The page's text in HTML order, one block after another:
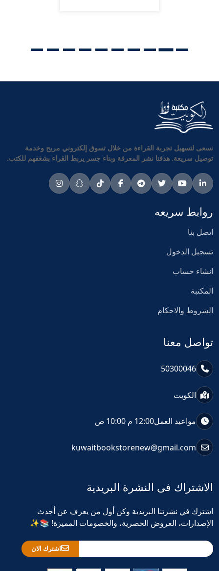
نسعى لتسهيل تجربة القراءة من خلال تسوق إلكتروني مريح وخدمة
توصيل سريعة. هدفنا نشر المعرفة وبناء جسر يربط القراء بشغفهم للكتب.
روابط سريعه
اتصل بنا
تسجيل الدخول
انشاء حساب
المكتبة
الشروط والاحكام
تواصل معنا
50300046
الكويت
مواعيد العمل12:00 م 10:00 ص
kuwaitbookstorenew@gmail.com
الاشتراك فى النشرة البريدية
اشترك في نشرتنا البريدية وكن أول من يعرف عن أحدث
الإصدارات، العروض الحصرية، والخصومات المميزة! 📚✨
اشترك الان